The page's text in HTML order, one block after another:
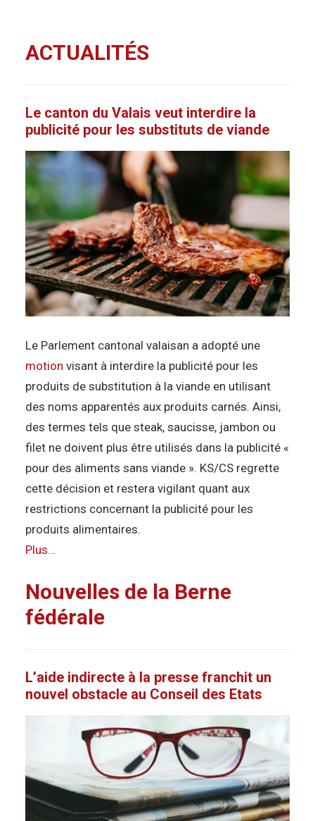
ACTUALITÉS
Le canton du Valais veut interdire la
publicité pour les substituts de viande
Le Parlement cantonal valaisan a adopté une
motion visant à interdire la publicité pour les
produits de substitution à la viande en utilisant
des noms apparentés aux produits carnés. Ainsi,
des termes tels que steak, saucisse, jambon ou
filet ne doivent plus être utilisés dans la publicité «
pour des aliments sans viande ». KS/CS regrette
cette décision et restera vigilant quant aux
restrictions concernant la publicité pour les
produits alimentaires.
Plus…
Nouvelles de la Berne
fédérale
L’aide indirecte à la presse franchit un
nouvel obstacle au Conseil des Etats